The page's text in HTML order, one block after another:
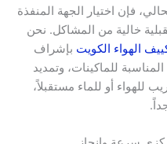
فإن اختيار الجهة المنفذة
خالية من المشاكل. نحن
الهواء الكويت بإشراف
للماكينات، وتمديد
للهواء أو للماء مستقبلاً،